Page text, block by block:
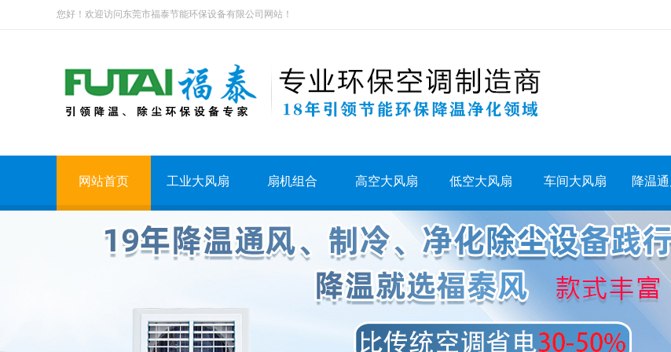
您好！欢迎访问东莞市福泰节能环保设备有限公司网站！
网站首页 工业大风扇 扇机组合 高空大风扇 低空大风扇 车间大风扇 降温